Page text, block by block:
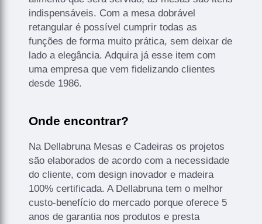
indispensáveis. Com a mesa dobrável
retangular é possível cumprir todas as
funções de forma muito prática, sem deixar de
lado a elegância. Adquira já esse item com
uma empresa que vem fidelizando clientes
desde 1986.
Onde encontrar?
Na Dellabruna Mesas e Cadeiras os projetos
são elaborados de acordo com a necessidade
do cliente, com design inovador e madeira
100% certificada. A Dellabruna tem o melhor
custo-benefício do mercado porque oferece 5
anos de garantia nos produtos e presta